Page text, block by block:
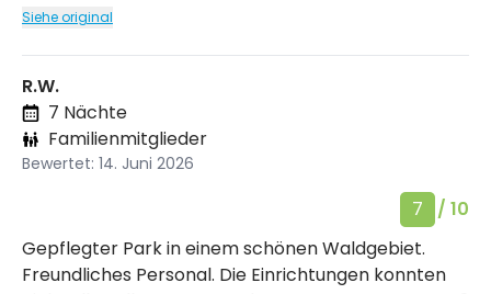
Siehe original
R.W.
7 Nächte
Familienmitglieder
Bewertet: 14. Juni 2026
7
/ 10
Gepflegter Park in einem schönen Waldgebiet.
Freundliches Personal. Die Einrichtungen konnten